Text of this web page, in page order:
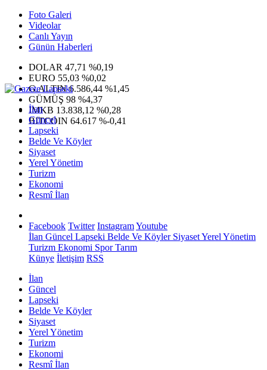
Foto Galeri
Videolar
Canlı Yayın
Günün Haberleri
DOLAR 47,71 %0,19
EURO 55,03 %0,02
G.ALTIN6.586,44 %1,45
GÜMÜŞ 98 %4,37
IMKB 13.838,12 %0,28
BITCOIN 64.617 %-0,41
İlan
Güncel
Lapseki
Belde Ve Köyler
Siyaset
Yerel Yönetim
Turizm
Ekonomi
Resmî İlan
Facebook Twitter InstagramYoutube
İlan Güncel Lapseki Belde Ve KöylerSiyasetYerel Yönetim
Turizm Ekonomi SporTarım
Künye İletişim RSS
İlan
Güncel
Lapseki
Belde Ve Köyler
Siyaset
Yerel Yönetim
Turizm
Ekonomi
Resmî İlan